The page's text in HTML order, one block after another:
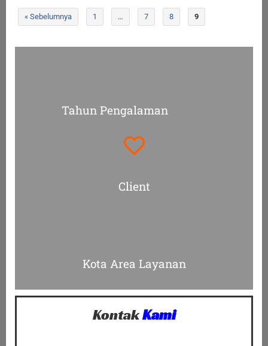
« Sebelumnya 1 … 7 8 9
Tahun Pengalaman
Client
Kota Area Layanan
KontakKami